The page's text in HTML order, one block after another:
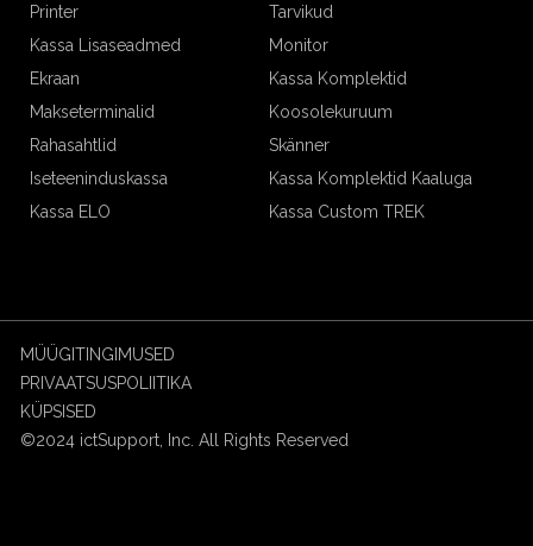
Printer
Tarvikud
Kassa Lisaseadmed
Monitor
Ekraan
Kassa Komplektid
Makseterminalid
Koosolekuruum
Rahasahtlid
Skänner
Iseteeninduskassa
Kassa Komplektid Kaaluga
Kassa ELO
Kassa Custom TREK
©2024 ictSupport, Inc. All Rights Reserved
MÜÜGITINGIMUSED
PRIVAATSUSPOLIITIKA
KÜPSISED